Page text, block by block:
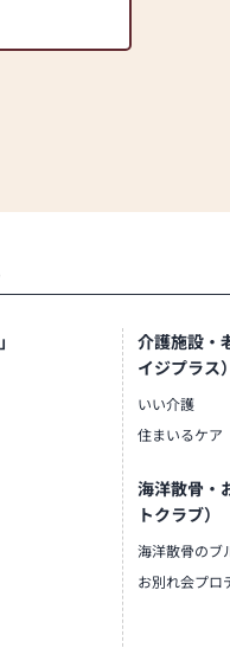
介護施設・
イジプラス）
いい介護
住まいるケア
海洋散骨・
トクラブ）
海洋散骨のブ
お別れ会プロ